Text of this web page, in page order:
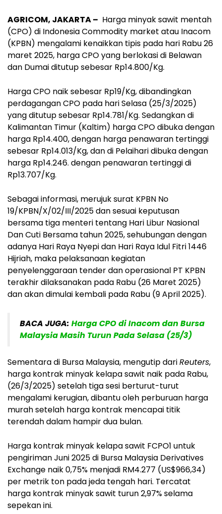
AGRICOM, JAKARTA – Harga minyak sawit mentah
(CPO) di Indonesia Commodity market atau Inacom
(KPBN) mengalami kenaikkan tipis pada hari Rabu 26
maret 2025, harga CPO yang berlokasi di Belawan
dan Dumai ditutup sebesar Rp14.800/Kg.
Harga CPO naik sebesar Rp19/Kg, dibandingkan
perdagangan CPO pada hari Selasa (25/3/2025)
yang ditutup sebesar Rp14.781/Kg. Sedangkan di
Kalimantan Timur (Kaltim) harga CPO dibuka dengan
harga Rp14.400, dengan harga penawaran tertinggi
sebesar Rp14.013/Kg, dan di Pelaihari dibuka dengan
harga Rp14.246. dengan penawaran tertinggi di
Rp13.707/Kg.
Sebagai informasi, merujuk surat KPBN No
19/KPBN/X/02/III/2025 dan sesuai keputusan
bersama tiga menteri tentang Hari Libur Nasional
Dan Cuti Bersama tahun 2025, sehubungan dengan
adanya Hari Raya Nyepi dan Hari Raya Idul Fitri 1446
Hijriah, maka pelaksanaan kegiatan
penyelenggaraan tender dan operasional PT KPBN
terakhir dilaksanakan pada Rabu (26 Maret 2025)
dan akan dimulai kembali pada Rabu (9 April 2025).
BACA JUGA: Harga CPO di Inacom dan Bursa
Malaysia Masih Turun Pada Selasa (25/3)
Sementara di Bursa Malaysia, mengutip dariReuters,
harga kontrak minyak kelapa sawit naik pada Rabu,
(26/3/2025) setelah tiga sesi berturut-turut
mengalami kerugian, dibantu oleh perburuan harga
murah setelah harga kontrak mencapai titik
terendah dalam hampir dua bulan.
Harga kontrak minyak kelapa sawit FCPO1 untuk
pengiriman Juni 2025 di Bursa Malaysia Derivatives
Exchange naik 0,75% menjadi RM4.277 (US$966,34)
per metrik ton pada jeda tengah hari. Tercatat
harga kontrak minyak sawit turun 2,97% selama
sepekan ini.